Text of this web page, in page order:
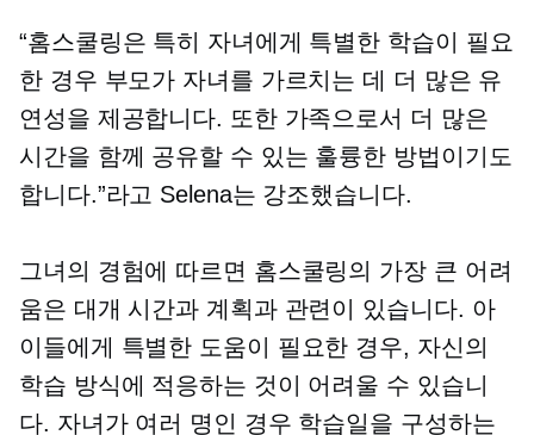
“홈스쿨링은 특히 자녀에게 특별한 학습이 필요
한 경우 부모가 자녀를 가르치는 데 더 많은 유
연성을 제공합니다. 또한 가족으로서 더 많은
시간을 함께 공유할 수 있는 훌륭한 방법이기도
합니다.”라고 Selena는 강조했습니다.
그녀의 경험에 따르면 홈스쿨링의 가장 큰 어려
움은 대개 시간과 계획과 관련이 있습니다. 아
이들에게 특별한 도움이 필요한 경우, 자신의
학습 방식에 적응하는 것이 어려울 수 있습니
다. 자녀가 여러 명인 경우 학습일을 구성하는